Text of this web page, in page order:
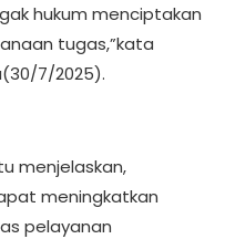
hukum menciptakan
tugas,”kata
7/2025).
menjelaskan,
meningkatkan
pelayanan